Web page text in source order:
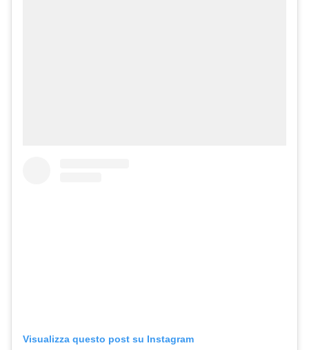
Visualizza questo post su Instagram